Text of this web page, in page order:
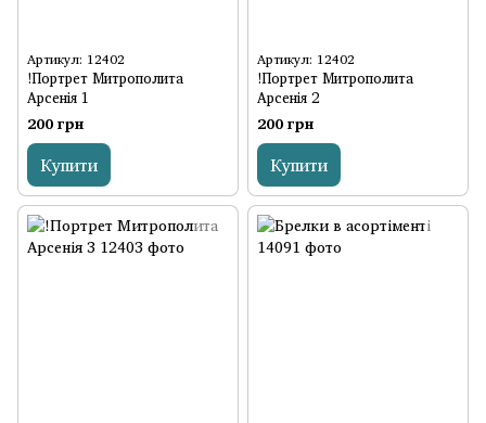
Артикул: 12402
!Портрет Митрополита
Арсенія 1
200 грн
Купити
Артикул: 12402
!Портрет Митрополита
Арсенія 2
200 грн
Купити